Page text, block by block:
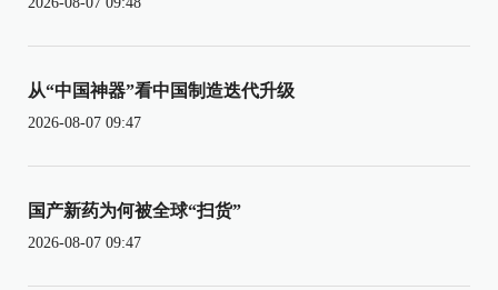
从“中国神器”看中国制造迭代升级
2026-08-07 09:47
国产新药为何被全球“扫货”
2026-08-07 09:47